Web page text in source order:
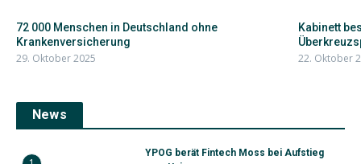
72 000 Menschen in Deutschland ohne
Krankenversicherung
29. Oktober 2025
Kabinett
22. Oktober
News
YPOG berät Fintech Moss bei Aufstieg